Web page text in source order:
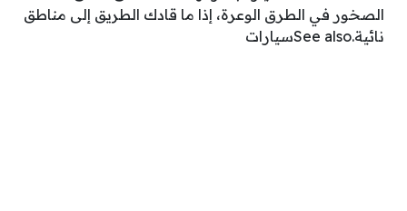
الصخور في الطرق الوعرة، إذا ما قادك الطريق إلى مناطق
نائية.See alsoسيارات